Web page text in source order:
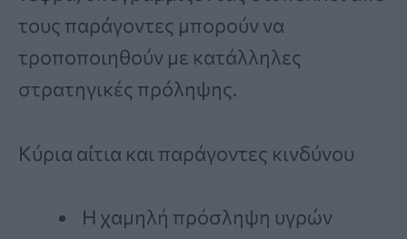
τους παράγοντες μπορούν να
τροποποιηθούν με κατάλληλες
στρατηγικές πρόληψης.
Κύρια αίτια και παράγοντες κινδύνου
Η χαμηλή πρόσληψη υγρών